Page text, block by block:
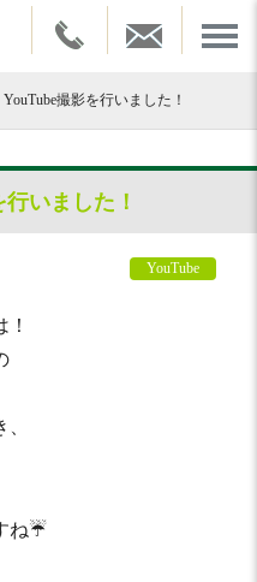
YouTube撮影を行いました！
行いました！
YouTube
ね☔️